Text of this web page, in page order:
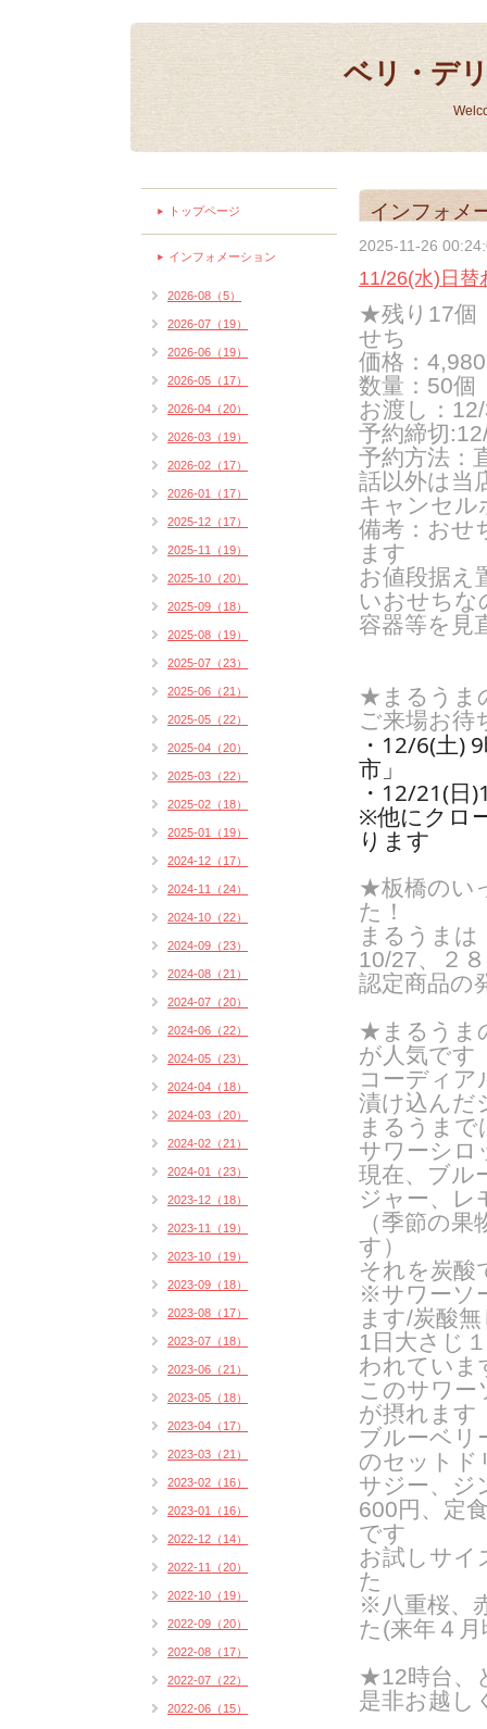
ベリ・デ
インフォメ
2025-11-26
11/26(水)日
★残り17個
せち
価格：
数量：50個
お渡し：
予約締切
予約方法：
話以外は当
キャンセル
備考：おせ
ます
お値段据え
いおせちな
容器等を見
★まるうま
ご来場お待
・12/6(土)
市」
・12/21(日
※他にクロ
ります
★板橋のい
た！
まるうま
10/27、２
認定商品の
★まるうま
が人気です
コーディア
漬け込んだ
まるうま
サワーシロ
現在、ブル
ジャー、レ
（季節の
す）
それを炭酸
※サワーソ
ます/炭酸
1日大さじ
われていま
このサワー
が摂れます
ブルーベリ
のセットド
サジー、ジ
600円、定
です
お試しサイ
た
※八重桜、
た(来年４月
★12時台、
是非お越し
トップページ
インフォメーション
2026-08（5）
2026-07（19）
2026-06（19）
2026-05（17）
2026-04（20）
2026-03（19）
2026-02（17）
2026-01（17）
2025-12（17）
2025-11（19）
2025-10（20）
2025-09（18）
2025-08（19）
2025-07（23）
2025-06（21）
2025-05（22）
2025-04（20）
2025-03（22）
2025-02（18）
2025-01（19）
2024-12（17）
2024-11（24）
2024-10（22）
2024-09（23）
2024-08（21）
2024-07（20）
2024-06（22）
2024-05（23）
2024-04（18）
2024-03（20）
2024-02（21）
2024-01（23）
2023-12（18）
2023-11（19）
2023-10（19）
2023-09（18）
2023-08（17）
2023-07（18）
2023-06（21）
2023-05（18）
2023-04（17）
2023-03（21）
2023-02（16）
2023-01（16）
2022-12（14）
2022-11（20）
2022-10（19）
2022-09（20）
2022-08（17）
2022-07（22）
2022-06（15）